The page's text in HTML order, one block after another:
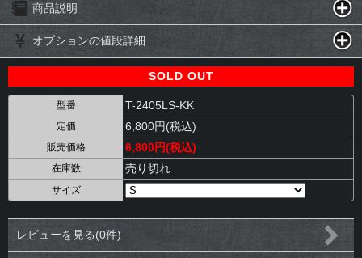
商品説明
オプションの値段詳細
SOLD OUT
型番 T-2405LS-KK
定価 6,800円(税込)
販売価格 6,800円(税込)
在庫数 売り切れ
サイズ
レビューを見る(0件)